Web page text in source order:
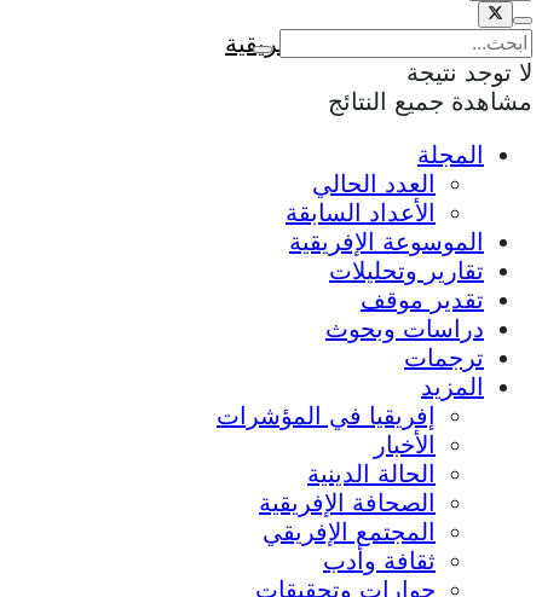
كتاب قراءات إفريقية
لا توجد نتيجة
مشاهدة جميع النتائج
المجلة
العدد الحالي
الأعداد السابقة
الموسوعة الإفريقية
تقارير وتحليلات
تقدير موقف
دراسات وبحوث
ترجمات
المزيد
إفريقيا في المؤشرات
الأخبار
الحالة الدينية
الصحافة الإفريقية
المجتمع الإفريقي
ثقافة وأدب
حوارات وتحقيقات